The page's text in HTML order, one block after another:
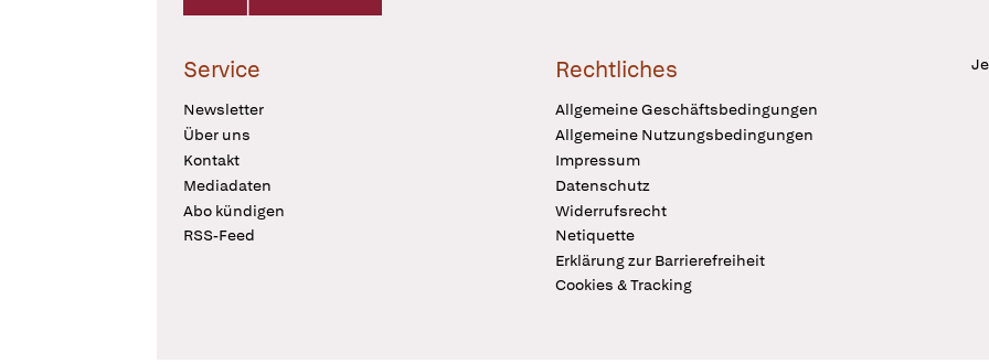
Service
Newsletter
Über uns
Kontakt
Mediadaten
Abo kündigen
RSS-Feed
Rechtliches
Allgemeine Geschäftsbedingungen
Allgemeine Nutzungsbedingungen
Impressum
Datenschutz
Widerrufsrecht
Netiquette
Erklärung zur Barrierefreiheit
Cookies & Tracking